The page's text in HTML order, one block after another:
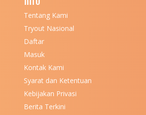
Tentang Kami
Tryout Nasional
Daftar
Masuk
Kontak Kami
Syarat dan Ketentuan
Kebijakan Privasi
Berita Terkini